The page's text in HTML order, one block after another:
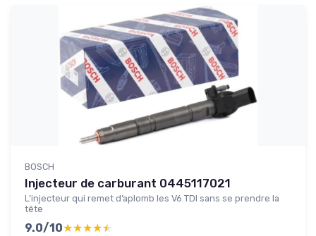
BOSCH
Injecteur de carburant 0445117021
L’injecteur qui remet d’aplomb les V6 TDI sans se prendre la
tête
9.0/10★★★★★
★★★★★